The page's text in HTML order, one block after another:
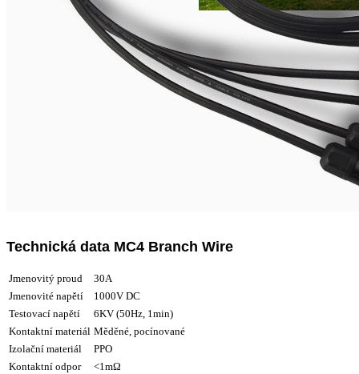
Technická data MC4 Branch Wire
Jmenovitý proud
30A
Jmenovité napětí
1000V DC
Testovací napětí
6KV (50Hz, 1min)
Kontaktní materiál Měděné, pocínované
Izolační materiál
PPO
Kontaktní odpor
<1mΩ